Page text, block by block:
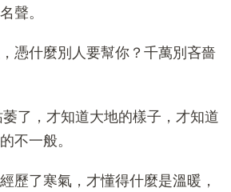
聲。
憑什麼別人要幫你？千萬別吝嗇
了，才知道大地的樣子，才知道
不一般。
歷了寒氣，才懂得什麼是溫暖，